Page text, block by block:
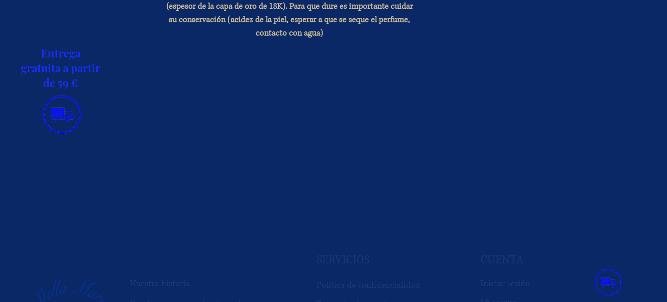
Entrega
gratuita a partir
de 59 €
(espesor de la capa de oro de 18K). Para que dure es importante cuidar
su conservación (acidez de la piel, esperar a que se seque el perfume,
contacto con agua)